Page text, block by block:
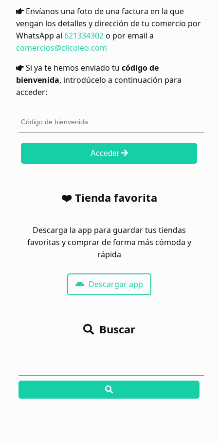
Envíanos una foto de una factura en la que
vengan los detalles y dirección de tu comercio por
WhatsApp al 621334302o por email a
comercios@clicoleo.com
Si ya te hemos enviado tu código de
bienvenida, introdúcelo a continuación para
acceder:
Acceder
❤️ Tienda favorita
Descarga la app para guardar tus tiendas
favoritas y comprar de forma más cómoda y
rápida
Descargar app
Buscar